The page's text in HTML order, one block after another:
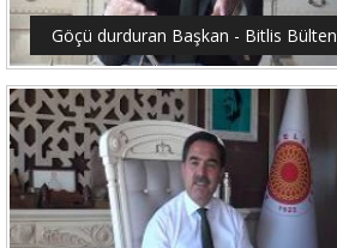
Göçü durduran Başkan - Bitlis Bülten